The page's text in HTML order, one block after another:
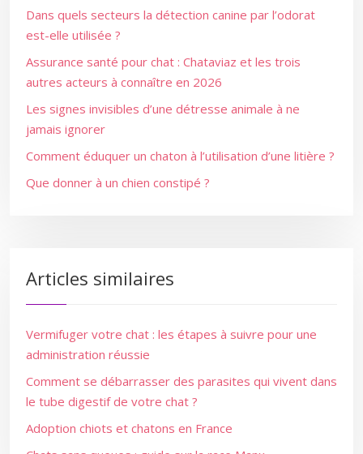
Dans quels secteurs la détection canine par l’odorat
est-elle utilisée ?
Assurance santé pour chat : Chataviaz et les trois
autres acteurs à connaître en 2026
Les signes invisibles d’une détresse animale à ne
jamais ignorer
Comment éduquer un chaton à l’utilisation d’une litière ?
Que donner à un chien constipé ?
Articles similaires
Vermifuger votre chat : les étapes à suivre pour une
administration réussie
Comment se débarrasser des parasites qui vivent dans
le tube digestif de votre chat ?
Adoption chiots et chatons en France